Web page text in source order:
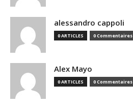
alessandro cappoli
0 ARTICLES 0 Commentaires
Alex Mayo
0 ARTICLES 0 Commentaires